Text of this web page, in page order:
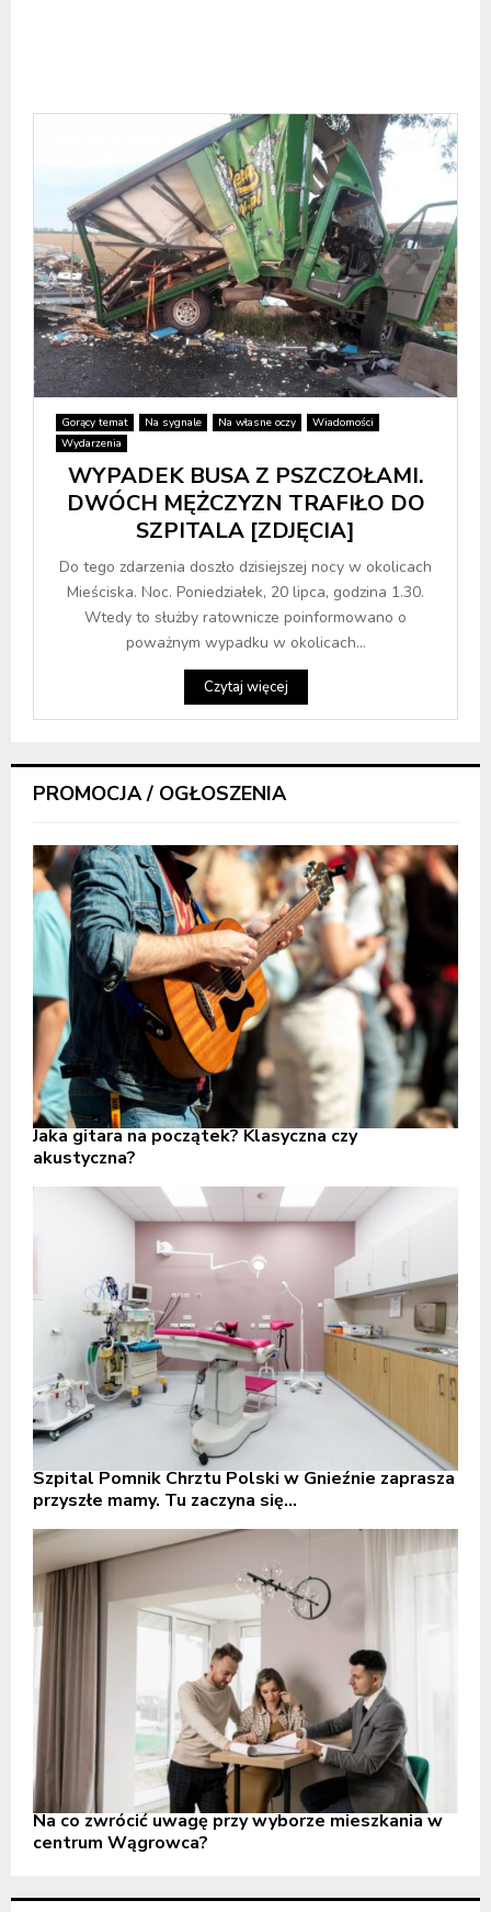
Gorący temat Na sygnale Na własne oczy
Wiadomości
Wydarzenia
WYPADEK BUSA Z PSZCZOŁAMI.
DWÓCH MĘŻCZYZN TRAFIŁO DO
SZPITALA [ZDJĘCIA]
Do tego zdarzenia doszło dzisiejszej nocy w okolicach
Mieściska. Noc. Poniedziałek, 20 lipca, godzina 1.30.
Wtedy to służby ratownicze poinformowano o
poważnym wypadku w okolicach...
Czytaj więcej
PROMOCJA / OGŁOSZENIA
Jaka gitara na początek? Klasyczna czy
akustyczna?
Szpital Pomnik Chrztu Polski w Gnieźnie zaprasza
przyszłe mamy. Tu zaczyna się...
Na co zwrócić uwagę przy wyborze mieszkania w
centrum Wągrowca?